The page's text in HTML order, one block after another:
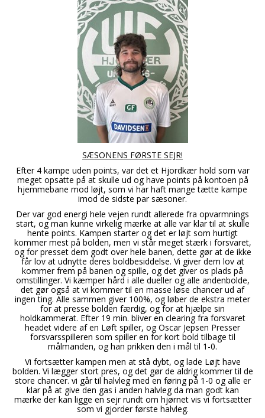
SÆSONENS FØRSTE SEJR!
Efter 4 kampe uden points, var det et Hjordkær hold som var
meget opsatte på at skulle ud og have points på kontoen på
hjemmebane mod løjt, som vi har haft mange tætte kampe
imod de sidste par sæsoner.
Der var god energi hele vejen rundt allerede fra opvarmnings
start, og man kunne virkelig mærke at alle var klar til at skulle
hente points. Kampen starter og det er løjt som hurtigt
kommer mest på bolden, men vi står meget stærk i forsvaret,
og for presset dem godt over hele banen, dette gør at de ikke
får lov at udnytte deres boldbesiddelse. Vi giver dem lov at
kommer frem på banen og spille, og det giver os plads på
omstillinger. Vi kæmper hård i alle dueller og alle andenbolde,
det gør også at vi kommer til en masse løse chancer ud af
ingen ting. Alle sammen giver 100%, og løber de ekstra meter
for at presse bolden færdig, og for at hjælpe sin
holdkammerat. Efter 19 min. bliver en clearing fra forsvaret
headet videre af en Løft spiller, og Oscar Jepsen Presser
forsvarsspilleren som spiller en for kort bold tilbage til
målmanden, og han prikken den i mål til 1-0.
Vi fortsætter kampen men at stå dybt, og lade Løjt have
bolden. Vi lægger stort pres, og det gør de aldrig kommer til de
store chancer. vi går til halvleg med en føring på 1-0 og alle er
klar på at give den gas i anden halvleg da man godt kan
mærke der kan ligge en sejr rundt om hjørnet vis vi fortsætter
som vi gjorder første halvleg.